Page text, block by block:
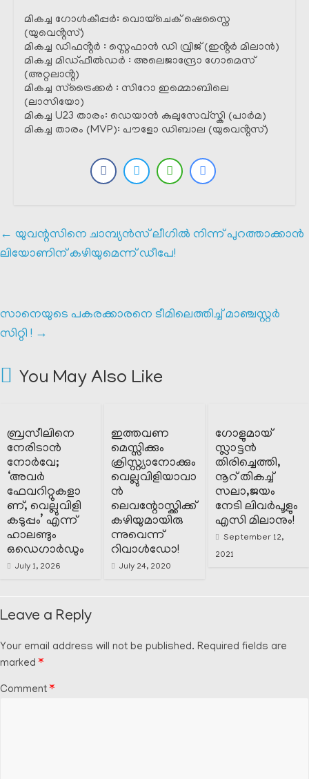
മികച്ച ഗോൾകീപ്പർ: വൊയ്ചെക് ഷെസ്നൈ
(യുവെൻ്റസ്)
മികച്ച ഡിഫൻ്റർ : സ്റ്റെഫാൻ ഡി വ്രിജ് (ഇൻ്റർ മിലാൻ)
മികച്ച മിഡ്ഫീൽഡർ : അലെജാന്ദ്രോ ഗോമെസ്
(അറ്റലാൻ്റ)
മികച്ച സ്ട്രൈക്കർ : സിറോ ഇമ്മൊബിലെ
(ലാസിയോ)
മികച്ച U23 താരം: ഡെയാൻ കുലുസേവ്സ്കി (പാർമ)
മികച്ച താരം (MVP): പൗളോ ഡിബാല (യുവെൻ്റസ്)
← യുവന്റസിനെ ചാമ്പ്യൻസ് ലീഗിൽ നിന്ന് പുറത്താക്കാൻ
ലിയോണിന് കഴിയുമെന്ന് ഡീപേ!
സാനെയുടെ പകരക്കാരനെ ടീമിലെത്തിച്ച് മാഞ്ചസ്റ്റർ
സിറ്റി ! →
You May Also Like
ബ്രസീലിനെ
നേരിടാൻ
നോർവേ;
‘അവർ
ഫേവറിറ്റുകളാ
ണ്, വെല്ലുവിളി
കടുപ്പം’ എന്ന്
ഹാലണ്ടും
ഒഡെഗാർഡും
July 1, 2026
ഇത്തവണ
മെസ്സിക്കും
ക്രിസ്റ്റ്യാനോക്കും
വെല്ലുവിളിയാവാ
ൻ
ലെവന്റോസ്ക്കിക്ക്
കഴിയുമായിരു
ന്നുവെന്ന്
റിവാൾഡോ!
July 24, 2020
ഗോളുമായ്
സ്ലാട്ടൻ
തിരിച്ചെത്തി,
നൂറ് തികച്ച്
സലാ,ജയം
നേടി ലിവർപൂളും
എസി മിലാനും!
September 12,
2021
Leave a Reply
Your email address will not be published. Required fields are
marked *
Comment *